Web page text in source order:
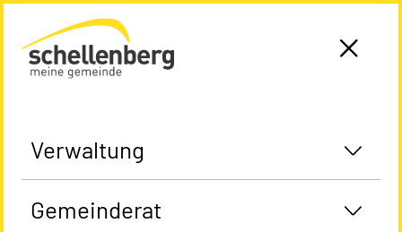
Gemeinde Schellenberg Startseite
Verwaltung
Gemeinderat